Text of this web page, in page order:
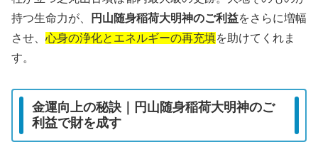
持つ生命力が、
円山随身稲荷大明神のご利益をさらに増幅
させ、 心身の浄化とエネルギーの再充填を助けてくれま
す。
金運向上の秘訣｜円山随身稲荷大明神のご
利益で財を成す